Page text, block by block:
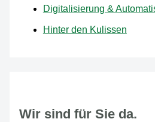
Digitalisierung &
Hinter den Kulissen
Wir sind für Sie da.